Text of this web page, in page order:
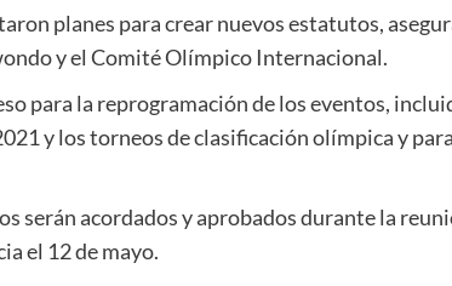
planes para crear nuevos estatutos,
y el Comité Olímpico Internacional.
para la reprogramación de los eventos,
y los torneos de clasificación olímpica y
serán acordados y aprobados durante la
el 12 de mayo.